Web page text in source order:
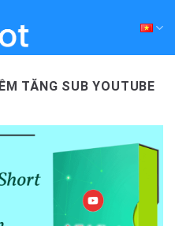
TĂNG SUB YOUTUBE